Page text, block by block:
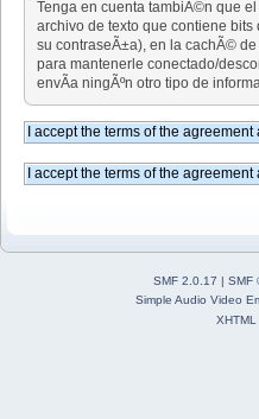
Tenga en cuenta tambiÃ©n que
archivo de texto que contiene bits
su contraseÃ±a), en la cachÃ©
para mantenerle conectado/
envÃ­a ningÃºn otro tipo de
SMF 2.0.17 | SMF
Simple Audio Video
XHTML